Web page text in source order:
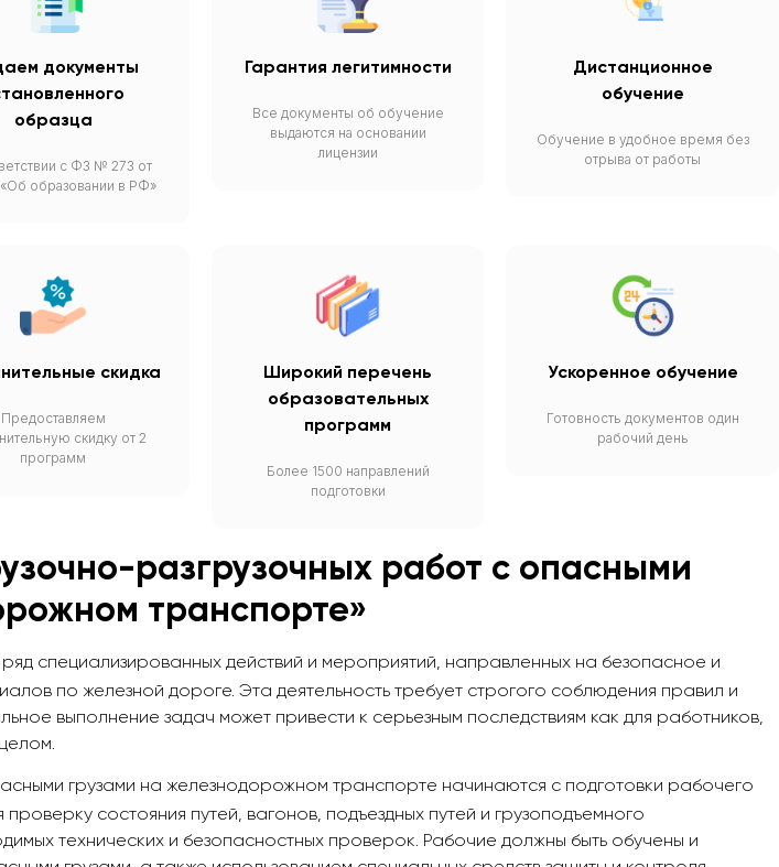
документы
образца
с ФЗ № 273 от
«Об образовании в РФ»
Гарантия легитимности
Все документы об обучение
выдаются на основании
лицензии
Дистанционное
обучение
Обучение в удобное время без
отрыва от работы
скидка
Предоставляем
скидку от 2
программ
Широкий перечень
образовательных
программ
Более 1500 направлений
подготовки
Ускоренное обучение
Готовность документов один
рабочий день
разгрузочных работ с опасными
транспорте»
специализированных действий и мероприятий, направленных на безопасное и
по железной дороге. Эта деятельность требует строгого соблюдения правил и
выполнение задач может привести к серьезным последствиям как для работников,
грузами на железнодорожном транспорте начинаются с подготовки рабочего
состояния путей, вагонов, подъездных путей и грузоподъемного
технических и безопасностных проверок. Рабочие должны быть обучены и